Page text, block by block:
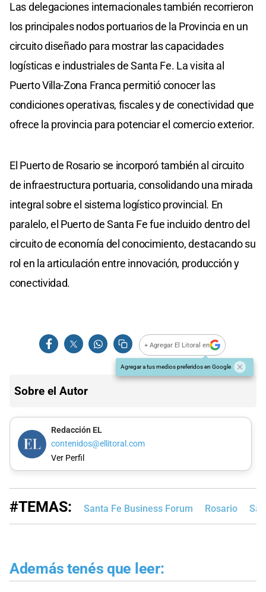
Las delegaciones internacionales también recorrieron
los principales nodos portuarios de la Provincia en un
circuito diseñado para mostrar las capacidades
logísticas e industriales de Santa Fe. La visita al
Puerto Villa-Zona Franca permitió conocer las
condiciones operativas, fiscales y de conectividad que
ofrece la provincia para potenciar el comercio exterior.
El Puerto de Rosario se incorporó también al circuito
de infraestructura portuaria, consolidando una mirada
integral sobre el sistema logístico provincial. En
paralelo, el Puerto de Santa Fe fue incluido dentro del
circuito de economía del conocimiento, destacando su
rol en la articulación entre innovación, producción y
conectividad.
+ Agregar El Litoral en
Agregar a tus medios preferidos en Google
Sobre el Autor
Redacción EL
contenidos@ellitoral.com
Ver Perfil
#TEMAS: Santa Fe Business Forum Rosario
Además tenés que leer: